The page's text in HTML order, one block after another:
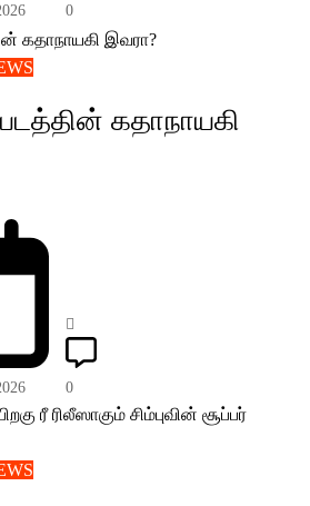
0
கதாநாயகி
0